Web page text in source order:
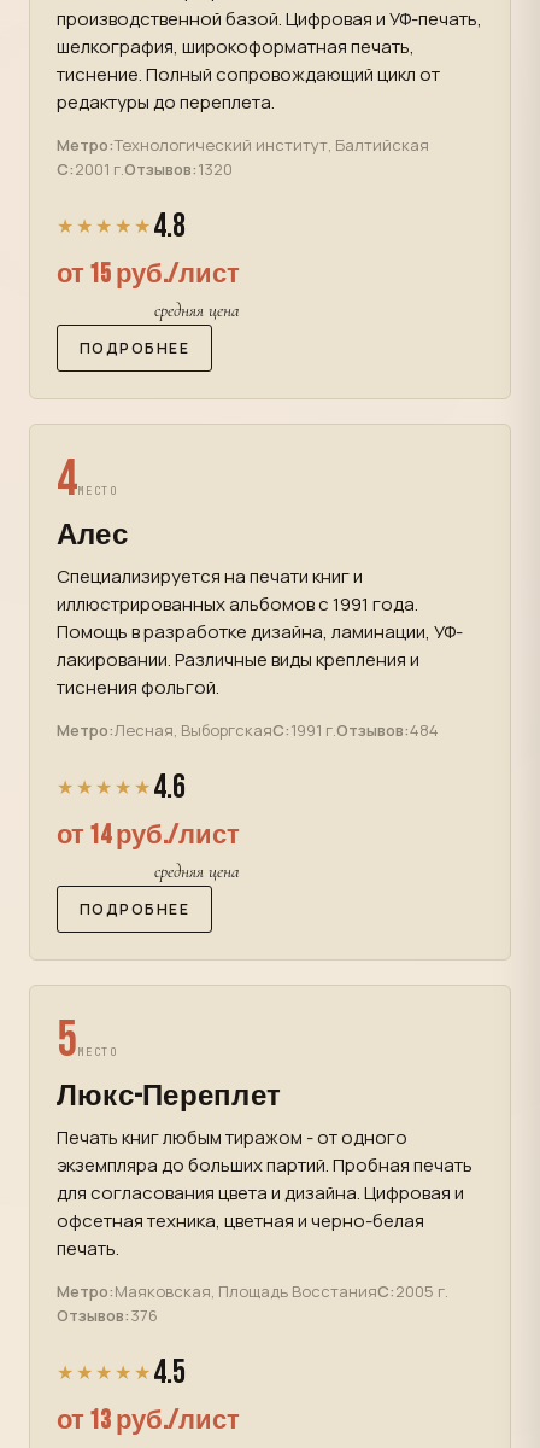
производственной базой. Цифровая и УФ-печать,
шелкография, широкоформатная печать,
тиснение. Полный сопровождающий цикл от
редактуры до переплета.
Метро:Технологический институт, Балтийская
С:2001 г.Отзывов:1320
★★★★★ 4.8
от 15 руб./лист
средняя цена
ПОДРОБНЕЕ
4МЕСТО
Алес
Специализируется на печати книг и
иллюстрированных альбомов с 1991 года.
Помощь в разработке дизайна, ламинации, УФ-
лакировании. Различные виды крепления и
тиснения фольгой.
Метро:Лесная, ВыборгскаяС:1991 г.Отзывов:484
★★★★★ 4.6
от 14 руб./лист
средняя цена
ПОДРОБНЕЕ
5МЕСТО
Люкс-Переплет
Печать книг любым тиражом - от одного
экземпляра до больших партий. Пробная печать
для согласования цвета и дизайна. Цифровая и
офсетная техника, цветная и черно-белая
печать.
Метро:Маяковская, Площадь ВосстанияС:2005 г.
Отзывов:376
★★★★★ 4.5
от 13 руб./лист